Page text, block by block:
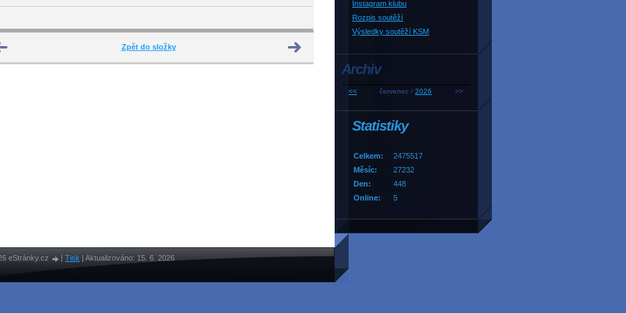
Zpět do složky
Instagram klubu
Rozpis soutěží
Výsledky soutěží KSM
Archiv
<< červenec / 2026 >>
Statistiky
Online: 5
Celkem:
2475517
Měsíc:
27232
Den:
448
eStránky.cz Tisk Aktualizováno: 15. 6. 2026